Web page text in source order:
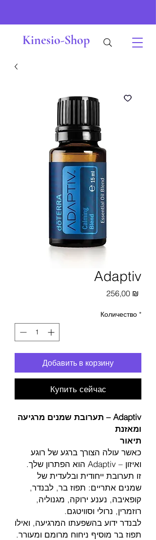
Kinesio-Shop
Adaptiv
256,00 ₪
Количество *
Добавить в корзину
Купить сейчас
Adaptiv – תערובת שמנים מרגיעה
ומאזנת
תיאור
כאשר עולה הצורך ברגע של רוגע
ואיזון – Adaptiv הוא הפתרון שלך.
זו תערובת ייחודית ובלעדית של
שמנים אתריים: תפוז בר, לבנדר,
קופאיבה, נענע ירוקה, מגנוליה,
רוזמרין, נרולי וסוויטגם.
לבנדר ידוע בהשפעתו המרגיעה, ואילו
תפוז בר מוסיף ניחוח מרומם ומעורר.